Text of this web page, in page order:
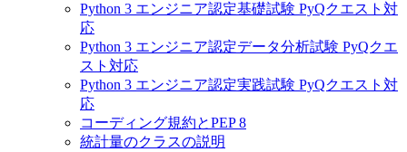
Python 3 エンジニア認定基礎試験 PyQクエスト対
応
Python 3 エンジニア認定データ分析試験 PyQクエ
スト対応
Python 3 エンジニア認定実践試験 PyQクエスト対
応
コーディング規約とPEP 8
統計量のクラスの説明